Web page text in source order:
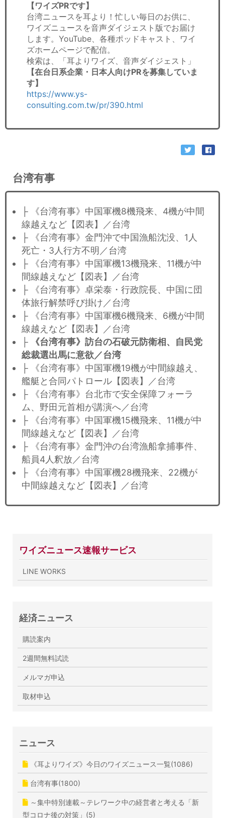
【ワイズPRです】
台湾ニュースを耳より！忙しい毎日のお供に、
ワイズニュースを音声ダイジェスト版でお届け
します。YouTube、各種ポッドキャスト、ワイ
ズホームページで配信。
検索は、「耳よりワイズ、音声ダイジェスト」
【在台日系企業・日本人向けPRを募集していま
す】
https://www.ys-
consulting.com.tw/pr/390.html
台湾有事
├ 《台湾有事》中国軍機8機飛来、4機が中間
線越えなど【図表】／台湾
├ 《台湾有事》金門沖で中国漁船沈没、1人
死亡・3人行方不明／台湾
├ 《台湾有事》中国軍機13機飛来、11機が中
間線越えなど【図表】／台湾
├ 《台湾有事》卓栄泰・行政院長、中国に団
体旅行解禁呼び掛け／台湾
├ 《台湾有事》中国軍機6機飛来、6機が中間
線越えなど【図表】／台湾
├
《台湾有事》訪台の石破元防衛相、自民党
総裁選出馬に意欲／台湾
├ 《台湾有事》中国軍機19機が中間線越え、
艦艇と合同パトロール【図表】／台湾
├ 《台湾有事》台北市で安全保障フォーラ
ム、野田元首相が講演へ／台湾
├ 《台湾有事》中国軍機15機飛来、11機が中
間線越えなど【図表】／台湾
├ 《台湾有事》金門沖の台湾漁船拿捕事件、
船員4人釈放／台湾
├ 《台湾有事》中国軍機28機飛来、22機が
中間線越えなど【図表】／台湾
ワイズニュース速報サービス
LINE WORKS
経済ニュース
購読案内
2週間無料試読
メルマガ申込
取材申込
ニュース
《耳よりワイズ》今日のワイズニュース一覧(1086)
台湾有事(1800)
～集中特別連載～テレワーク中の経営者と考える「新
型コロナ後の対策」(5)